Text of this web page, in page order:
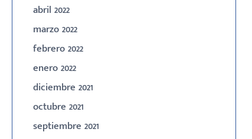
abril 2022
marzo 2022
febrero 2022
enero 2022
diciembre 2021
octubre 2021
septiembre 2021